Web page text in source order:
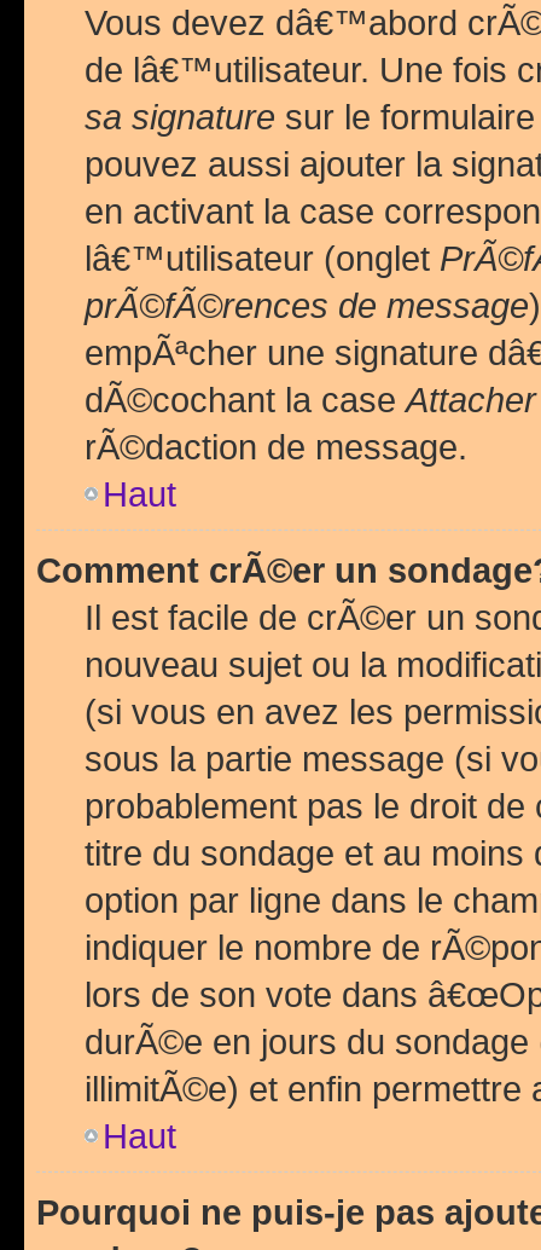
Vous devez dâ€™abord
de lâ€™utilisateur. Une fois
sa signature sur le
pouvez aussi ajouter la
en activant la case
lâ€™utilisateur (onglet
prÃ©fÃ©rences de message
empÃªcher une signature
dÃ©cochant la case
rÃ©daction de message.
Haut
Comment crÃ©er un
Il est facile de crÃ©er un
nouveau sujet ou la
(si vous en avez les
sous la partie message (si
probablement pas le droit
titre du sondage et au
option par ligne dans le
indiquer le nombre de
lors de son vote dans
durÃ©e en jours du
illimitÃ©e) et enfin permettre
Haut
Pourquoi ne puis-je pas